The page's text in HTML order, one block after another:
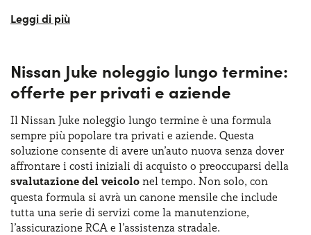
Sulla base dei valori comunicati dalla Nissan Juke, la 1.0 a
full-hybrid, invece, si attestasui 5,5l/100 km. La
modalità ibrida consente di viaggiare in città a
zero per brevi tratti, rendendolo ideale per chi desidera
ridurre l'impatto ambientale senza sacrificare le
prestazioni. In termini di dinamica di guida, la Juke offre
un assetto equilibrato, con sospensioni che assorbono
bene le asperità della strada e uno sterzo preciso che
regala un’esperienza di guida piacevole.
Nissan Juke noleggio lungo termine:
offerte per privati e aziende
Il Nissan Juke noleggio lungo termine è una formula
sempre più popolare tra privati e aziende. Questa
soluzione consente di avere un’auto nuova senza dover
affrontare i costi iniziali di acquisto o preoccuparsi della
svalutazione del veicolo nel tempo. Non solo, con
questa formula si avrà un canone mensile che include
tutta una serie di servizi come la manutenzione,
l’assicurazione RCA e l’assistenza stradale.